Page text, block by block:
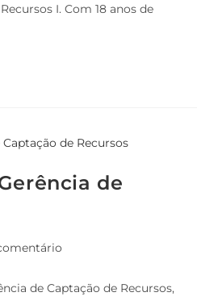
I. Com 18 anos de
de
de Captação de Recursos,